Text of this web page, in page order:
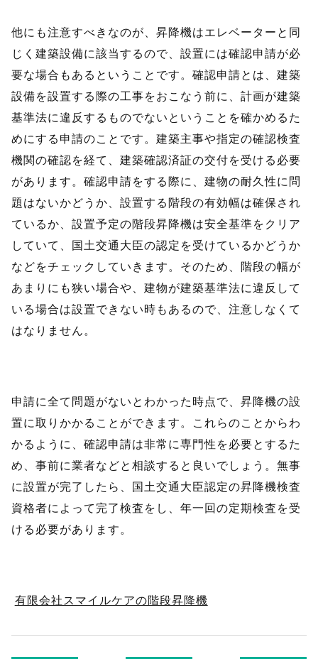
他にも注意すべきなのが、昇降機はエレベーターと同
じく建築設備に該当するので、設置には確認申請が必
要な場合もあるということです。確認申請とは、建築
設備を設置する際の工事をおこなう前に、計画が建築
基準法に違反するものでないということを確かめるた
めにする申請のことです。建築主事や指定の確認検査
機関の確認を経て、建築確認済証の交付を受ける必要
があります。確認申請をする際に、建物の耐久性に問
題はないかどうか、設置する階段の有効幅は確保され
ているか、設置予定の階段昇降機は安全基準をクリア
していて、国土交通大臣の認定を受けているかどうか
などをチェックしていきます。そのため、階段の幅が
あまりにも狭い場合や、建物が建築基準法に違反して
いる場合は設置できない時もあるので、注意しなくて
はなりません。
申請に全て問題がないとわかった時点で、昇降機の設
置に取りかかることができます。これらのことからわ
かるように、確認申請は非常に専門性を必要とするた
め、事前に業者などと相談すると良いでしょう。無事
に設置が完了したら、国土交通大臣認定の昇降機検査
資格者によって完了検査をし、年一回の定期検査を受
ける必要があります。
有限会社スマイルケアの階段昇降機